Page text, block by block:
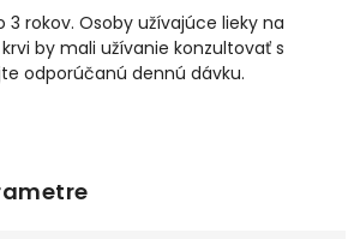
rokov. Osoby užívajúce lieky na
by mali užívanie konzultovať s
odporúčanú dennú dávku.